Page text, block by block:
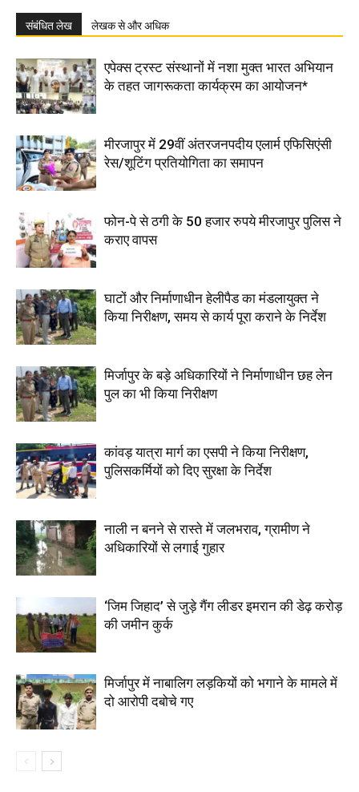
संबंधित लेख लेखक से और अधिक
एपेक्स ट्रस्ट संस्थानों में नशा मुक्त भारत अभियान
के तहत जागरूकता कार्यक्रम का आयोजन*
मीरजापुर में 29वीं अंतरजनपदीय एलार्म एफिसिएंसी
रेस/शूटिंग प्रतियोगिता का समापन
फोन-पे से ठगी के 50 हजार रुपये मीरजापुर पुलिस ने
कराए वापस
घाटों और निर्माणाधीन हेलीपैड का मंडलायुक्त ने
किया निरीक्षण, समय से कार्य पूरा कराने के निर्देश
मिर्जापुर के बड़े अधिकारियों ने निर्माणाधीन छह लेन
पुल का भी किया निरीक्षण
कांवड़ यात्रा मार्ग का एसपी ने किया निरीक्षण,
पुलिसकर्मियों को दिए सुरक्षा के निर्देश
नाली न बनने से रास्ते में जलभराव, ग्रामीण ने
अधिकारियों से लगाई गुहार
‘जिम जिहाद’ से जुड़े गैंग लीडर इमरान की डेढ़ करोड़
की जमीन कुर्क
मिर्जापुर में नाबालिग लड़कियों को भगाने के मामले में
दो आरोपी दबोचे गए